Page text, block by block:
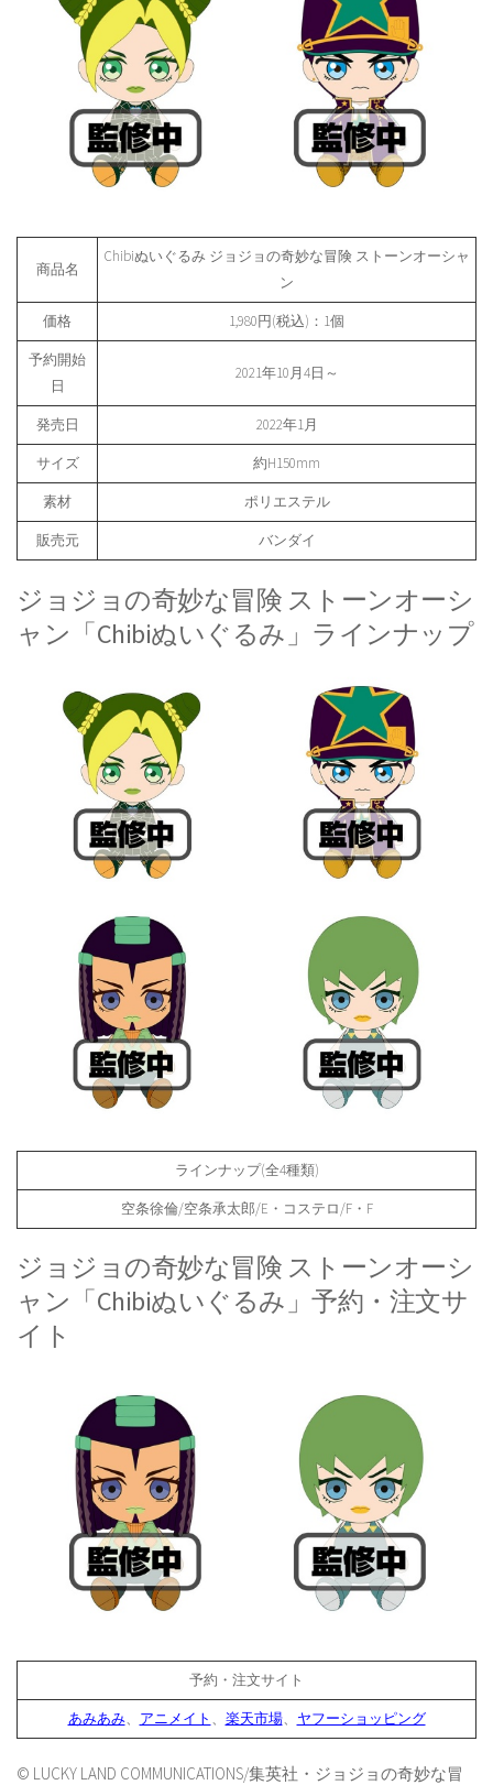
商品名
Chibiぬいぐるみ ジョジョの奇妙な冒険 ストーンオーシャ
ン
価格 1,980円(税込)：1個
予約開始
日
2021年10月4日～
発売日 2022年1月
サイズ 約H150mm
素材 ポリエステル
販売元 バンダイ
ジョジョの奇妙な冒険 ストーンオーシ
ャン「Chibiぬいぐるみ」ラインナップ
ラインナップ(全4種類)
空条徐倫/空条承太郎/E・コステロ/F・F
ジョジョの奇妙な冒険 ストーンオーシ
ャン「Chibiぬいぐるみ」予約・注文サ
イト
予約・注文サイト
あみあみ、 アニメイト 、 楽天市場、 ヤフーショッピング
© LUCKY LAND COMMUNICATIONS/集英社・ジョジョの奇妙な冒